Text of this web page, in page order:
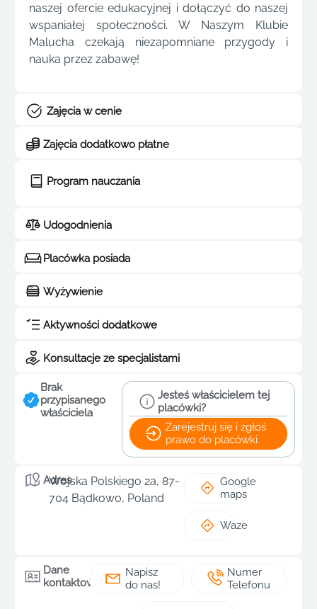
naszej ofercie edukacyjnej i dołączyć do naszej
wspaniałej społeczności. W Naszym Klubie
Malucha czekają niezapomniane przygody i
nauka przez zabawę!
Zajęcia w cenie
Zajęcia dodatkowo płatne
Program nauczania
Udogodnienia
Placówka posiada
Wyżywienie
Aktywności dodatkowe
Konsultacje ze specjalistami
Brak
przypisanego
właściciela
Jesteś właścicielem tej
placówki?
Zarejestruj się i zgłoś
prawo do placówki
Adres
Wojska Polskiego 2a, 87-
704 Bądkowo, Poland
Google
maps
Waze
Dane
kontaktowe
Napisz
do nas!
Numer
Telefonu